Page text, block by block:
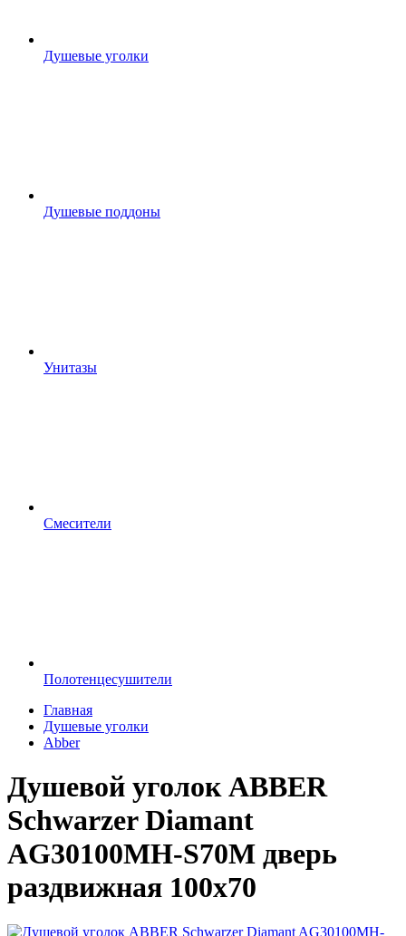
Душевые уголки
Душевые поддоны
Унитазы
Смесители
Полотенцесушители
Главная
Душевые уголки
Abber
Душевой уголок ABBER
Schwarzer Diamant
AG30100MH-S70M дверь
раздвижная 100х70